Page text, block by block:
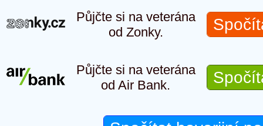
Půjčte si na veterána
od Zonky.
Půjčte si na veterána
od Air Bank.